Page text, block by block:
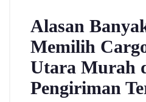
Alasan
Memilih
Utara Murah
Pengiriman